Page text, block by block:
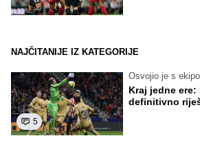
NAJČITANIJE IZ KATEGORIJE
5
Osvojio je s
Kraj jedne ere:
definitivno